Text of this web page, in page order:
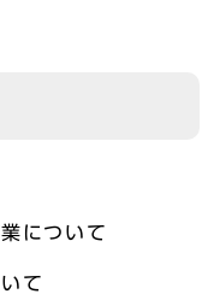
について
て